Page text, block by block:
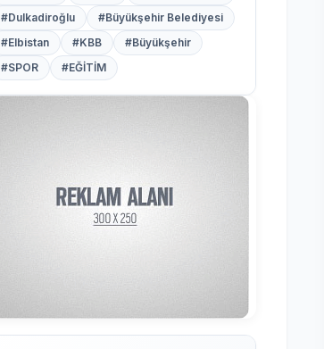
#Dulkadiroğlu
#Büyükşehir Belediyesi
#Elbistan
#KBB
#Büyükşehir
#SPOR
#EĞİTİM